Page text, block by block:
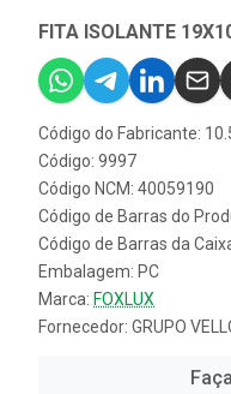
FITA ISOLANTE
Código do Fabricante:
Código: 9997
Código NCM: 40059190
Código de Barras do
Código de Barras da
Embalagem: PC
Marca: FOXLUX
Fornecedor: GRUPO